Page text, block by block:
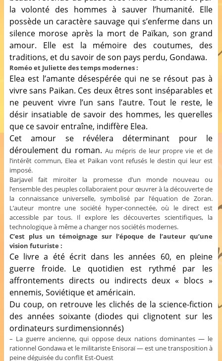
la volonté des hommes à sauver l’humanité. Elle
possède un caractère sauvage qui s’enferme dans un
silence morose après la mort de Païkan, son grand
amour. Elle est la mémoire des coutumes, des
traditions, et du savoir de son pays perdu, Gondawa.
Roméo et Juliette des temps modernes :
Elea est l’amante désespérée qui ne se résout pas à
vivre sans Paikan. Ces deux êtres sont inséparables et
ne peuvent vivre l’un sans l’autre. Tout le reste, le
désir insatiable de savoir des hommes, les querelles
que ce savoir entraîne, indiffère Elea.
Cet amour se révélera déterminant pour le
déroulement du roman. Au mépris de leur propre vie et de
l’intérêt commun, Elea et Païkan vont refusés le destin qui leur est
imposé.
Barjavel fait miroiter la promesse d’un monde nouveau ou
l’ensemble des peuples collaboraient pour œuvrer à la découverte de
la connaissance universelle, symbolisé par l’équation de Zoran.
L’auteur montre une société hyper-connectée, où le direct est
accessible par tous. Il explore les découvertes scientifiques, la
technologique à même a changer nos sociétés modernes.
C’est plus un témoignage sur l’époque de l’auteur qu’une
vision futuriste :
Ce livre a été écrit dans les années 60, en pleine
guerre froide. Le quotidien est rythmé par les
affrontements directs ou indirects deux « blocs »
ennemis, Soviétique et américain.
Du coup, on retrouve les clichés de la science-fiction
des années soixante (diodes qui clignotent sur les
ordinateurs surdimensionnés)
– La guerre ancienne, qui oppose deux nations dominantes — le
rationnel Gondawa et le militariste Enisoraï — est une transposition à
peine déguisée du conflit Est-Ouest